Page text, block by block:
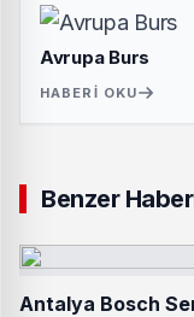
Avrupa Burs
HABERI OKU
Benzer
Antalya Bosch